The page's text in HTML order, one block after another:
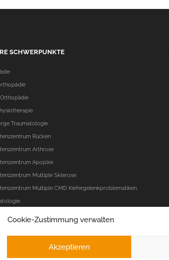
Cookie-Zustimmung verwalten
Akzeptieren
SCHWERPUNKTE
Traumatologie
Rücken
Arthrose
Apoplex
Multiple Sklerose
Multiple CMD Kiefergelenkproblematiken